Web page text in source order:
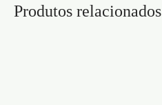
Produtos relacionados